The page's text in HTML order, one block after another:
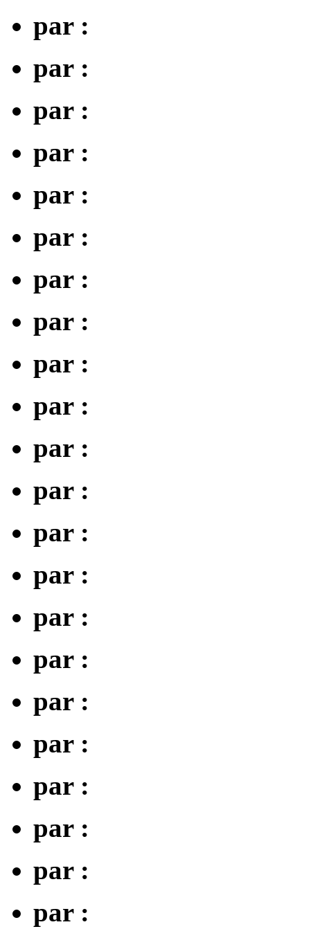
par :
par :
par :
par :
par :
par :
par :
par :
par :
par :
par :
par :
par :
par :
par :
par :
par :
par :
par :
par :
par :
par :